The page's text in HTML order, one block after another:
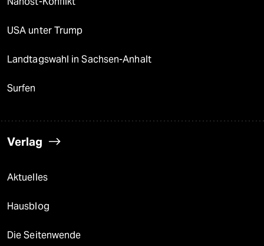
USA unter Trump
Landtagswahl in Sachsen-Anhalt
Surfen
Verlag
Aktuelles
Hausblog
Die Seitenwende